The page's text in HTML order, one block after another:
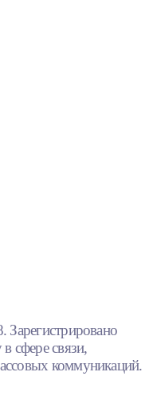
сфере связи,
коммуникаций.